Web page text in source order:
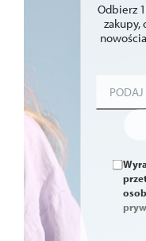
Odbierz
zakupy,